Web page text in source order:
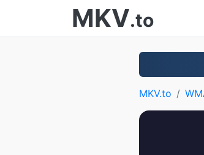
MKV.to
MKV.to